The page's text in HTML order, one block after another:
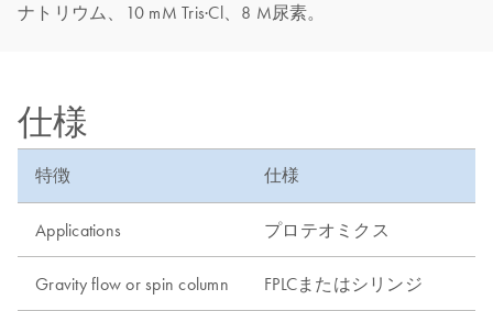
ナトリウム、10 mM Tris·Cl、8 M尿素。
仕様
特徴 仕様
Applications プロテオミクス
Gravity flow or spin column FPLCまたはシリンジ